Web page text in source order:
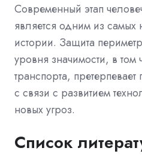
Современный этап
является одним из
истории. Защита
уровня значимости, в том
транспорта,
с связи с развитием
новых угроз.
Список